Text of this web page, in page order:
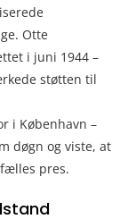
Otte
i juni 1944 –
støtten til
i København –
døgn og viste, at
pres.